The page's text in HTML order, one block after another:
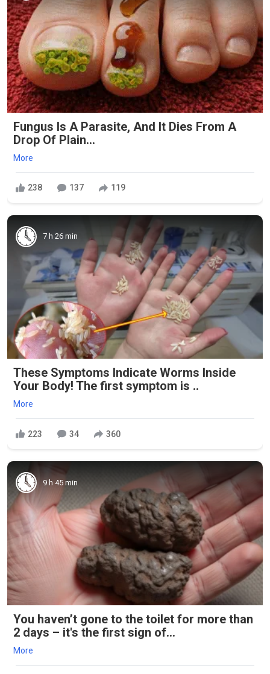
Fungus Is A Parasite, And It Dies From A
Drop Of Plain...
More
238 137 119
7 h 26 min
These Symptoms Indicate Worms Inside
Your Body! The first symptom is ..
More
223 34 360
9 h 45 min
You haven’t gone to the toilet for more than
2 days – it's the first sign of...
More